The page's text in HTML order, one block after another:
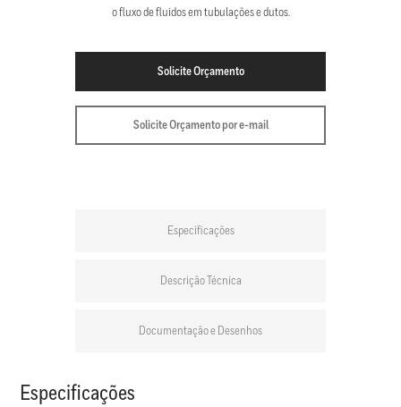
o fluxo de fluidos em tubulações e dutos.
Solicite Orçamento
Solicite Orçamento por e-mail
Especificações
Descrição Técnica
Documentação e Desenhos
Especificações